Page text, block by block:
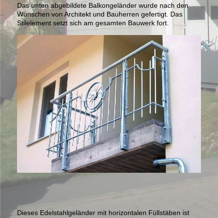
Das unten abgebildete Balkongeländer wurde nach den
Wünschen von Architekt und Bauherren gefertigt. Das
Stilelement setzt sich am gesamten Bauwerk fort.
Dieses Edelstahlgeländer mit horizontalen Füllstäben ist